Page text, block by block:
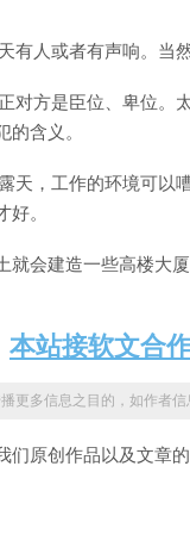
人或者有声响。当
对方是臣位、卑位。
含义。
天，工作的环境可以
。
会建造一些高楼大
本站接软文合
更多信息之目的，如作者
们原创作品以及文章